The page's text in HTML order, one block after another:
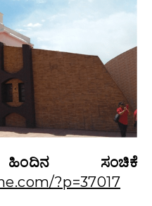
ಸಂಚಿಕೆ
?p=37017